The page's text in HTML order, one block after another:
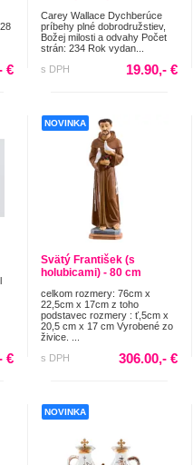
€
Carey Wallace Dychberúce
príbehy plné dobrodružstiev,
Božej milosti a odvahy Počet
strán: 234 Rok vydan...
s DPH
19.90,- €
€
NOVINKA
Svätý František (s
holubicami) - 80 cm
celkom rozmery: 76cm x
22,5cm x 17cm z toho
podstavec rozmery : ť,5cm x
20,5 cm x 17 cm Vyrobené zo
živice. ...
s DPH
306.00,- €
NOVINKA